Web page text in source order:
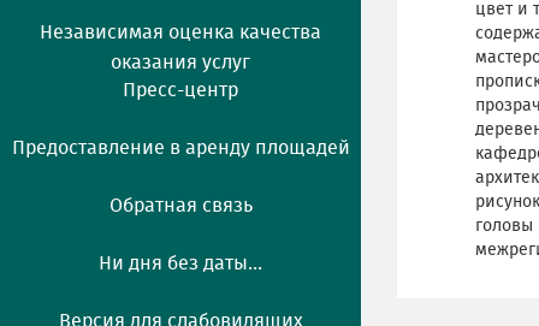
Независимая оценка качества
оказания услуг
Пресс-центр
Предоставление в аренду площадей
Обратная связь
Ни дня без даты...
Версия для слабовидящих
цвет и
головы